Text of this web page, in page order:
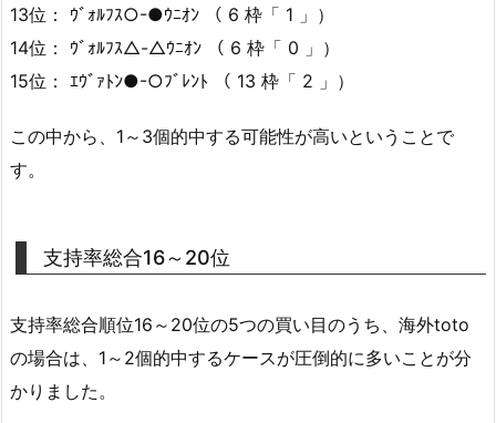
13位： ｳﾞｫﾙﾌｽ○-●ｳﾆｵﾝ （ 6 枠「 1 」）
14位： ｳﾞｫﾙﾌｽ△-△ｳﾆｵﾝ （ 6 枠「 0 」）
15位： ｴｳﾞｧﾄﾝ●-○ﾌﾞﾚﾝﾄ （ 13 枠「 2 」）
この中から、1～3個的中する可能性が高いということで
す。
支持率総合16～20位
支持率総合順位16～20位の5つの買い目のうち、海外toto
の場合は、1～2個的中するケースが圧倒的に多いことが分
かりました。